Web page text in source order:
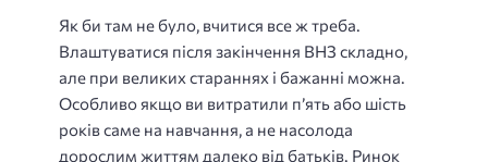
Як би там не було, вчитися все ж треба.
Влаштуватися після закінчення ВНЗ складно,
але при великих стараннях і бажанні можна.
Особливо якщо ви витратили п’ять або шість
років саме на навчання, а не насолода
дорослим життям далеко від батьків. Ринок